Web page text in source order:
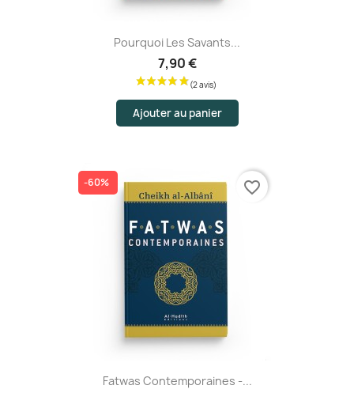
Pourquoi Les Savants...
7,90 €
Ajouter au panier
Fatwas Contemporaines -...
-60% favorite_border